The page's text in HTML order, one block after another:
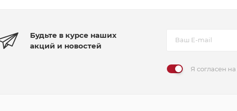
Будьте в курсе наших
акций и новостей
Я согласен на